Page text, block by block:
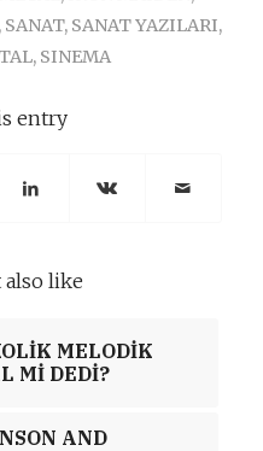
SANAT, SANAT YAZILARI,
, SINEMA
entry
like
MELODİK
Mİ DEDİ?
AND